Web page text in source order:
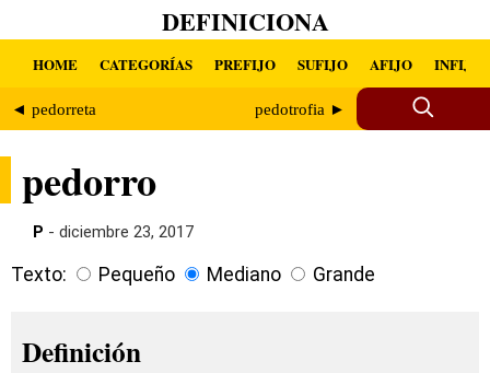
DEFINICIONA
HOME CATEGORÍAS PREFIJO SUFIJO AFIJO INFIJO
◄ pedorreta pedotrofia ►
pedorro
P - diciembre 23, 2017
Texto: Pequeño Mediano Grande
Definición